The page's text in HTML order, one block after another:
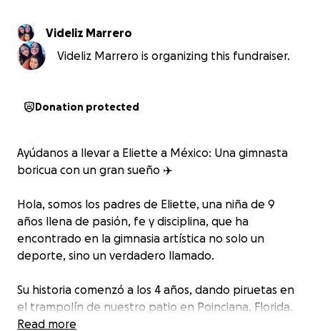
Videliz Marrero
Videliz Marrero is organizing this fundraiser.
Donation protected
Ayúdanos a llevar a Eliette a México: Una gimnasta
boricua con un gran sueño ‍✈️
Hola, somos los padres de Eliette, una niña de 9
años llena de pasión, fe y disciplina, que ha
encontrado en la gimnasia artística no solo un
deporte, sino un verdadero llamado.
Su historia comenzó a los 4 años, dando piruetas en
el trampolín de nuestro patio en Poinciana, Florida.
Lo que parecía una forma de liberar energía, se
Read more